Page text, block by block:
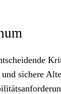
sichere